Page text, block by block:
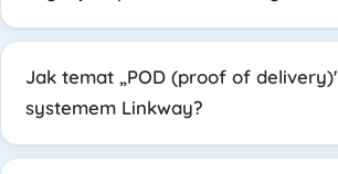
Jak temat „POD (proof of
systemem Linkway?